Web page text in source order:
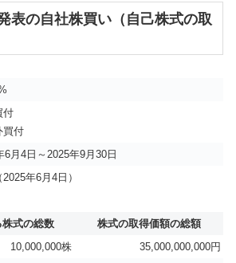
表の自社株買い（自己株式の取
付
買付
6月4日～2025年9月30日
年6月4日）
式の総数
株式の取得価額の総額
10,000,000株
35,000,000,000円